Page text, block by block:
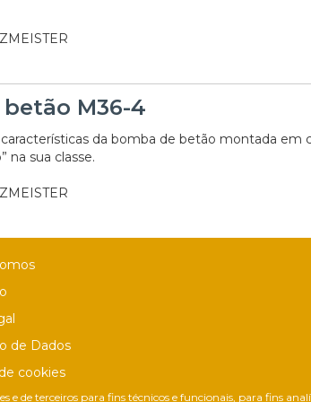
e de terceiros para fins técnicos e funcionais, para fins
M36-4
da bomba de betão montada em
na sua classe.
de Dados
cookies